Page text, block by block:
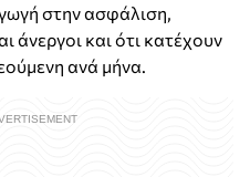
στην ασφάλιση,
άνεργοι και ότι κατέχουν
ανά μήνα.